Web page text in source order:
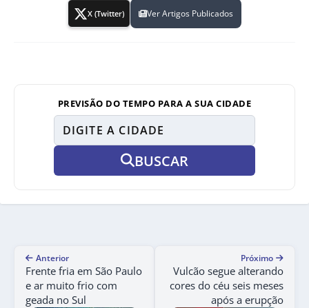
X (Twitter) Ver Artigos Publicados
PREVISÃO DO TEMPO PARA A SUA CIDADE
BUSCAR
Anterior
Frente fria em São Paulo
e ar muito frio com
geada no Sul
Próximo
Vulcão segue alterando
cores do céu seis meses
após a erupção